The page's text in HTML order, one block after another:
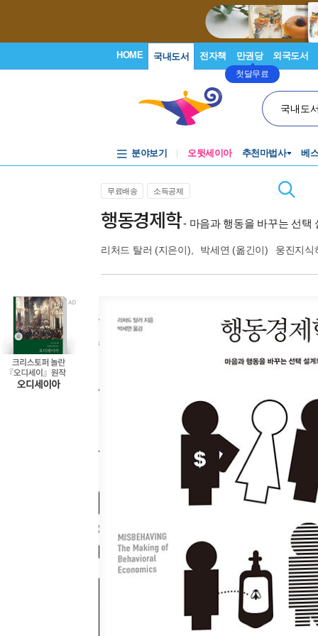
HOME 국내도서 전자책 만권당
첫달무료
외국도서
국내도
분야보기 오뒷세이아 추천마법사 베
무료배송 소득공제
행동경제학- 마음과 행동을 바꾸는 선택
리처드 탈러 (지은이), 박세연 (옮긴이) 웅진지식